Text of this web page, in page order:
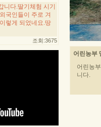
니다.딸기체험 시기
국인들이 주로 겨
렇게 되었네요.땅
조회:3675
어린농부
어린농
니다.